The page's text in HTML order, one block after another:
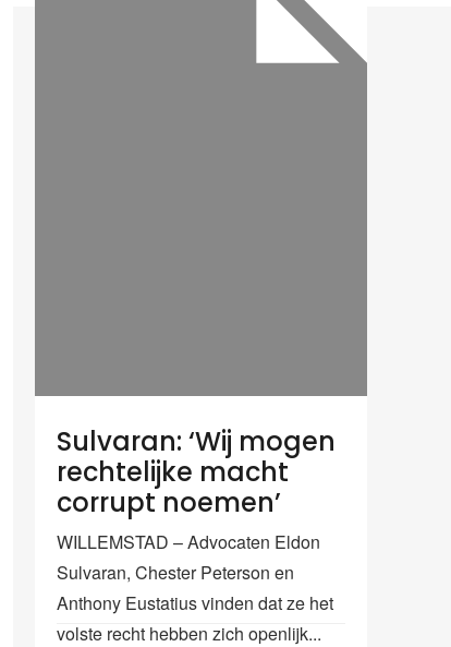
Sulvaran: ‘Wij mogen
rechtelijke macht
corrupt noemen’
WILLEMSTAD – Advocaten Eldon
Sulvaran, Chester Peterson en
Anthony Eustatius vinden dat ze het
volste recht hebben zich openlijk...